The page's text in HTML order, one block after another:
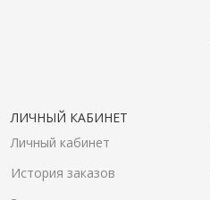
ЛИЧНЫЙ КАБИНЕТ
Личный кабинет
История заказов